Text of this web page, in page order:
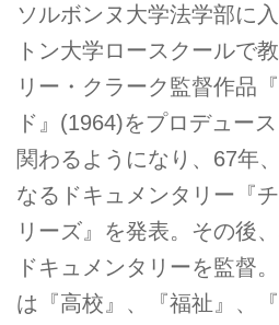
ソルボンヌ大学法学部に
トン大学ロースクールで
リー・クラーク監督作品
ド』(1964)をプロデュー
関わるようになり、67年
なるドキュメンタリー『
リーズ』を発表。その後
ドキュメンタリーを監督
は『高校』、『福祉』、